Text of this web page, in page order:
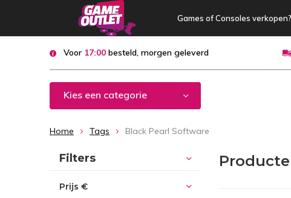
Games of Consoles verkopen?
Voor 17:00 besteld, morgen geleverd
Kies een categorie
Home Tags Black Pearl Software
Sorteren op:
Filters
Prijs €